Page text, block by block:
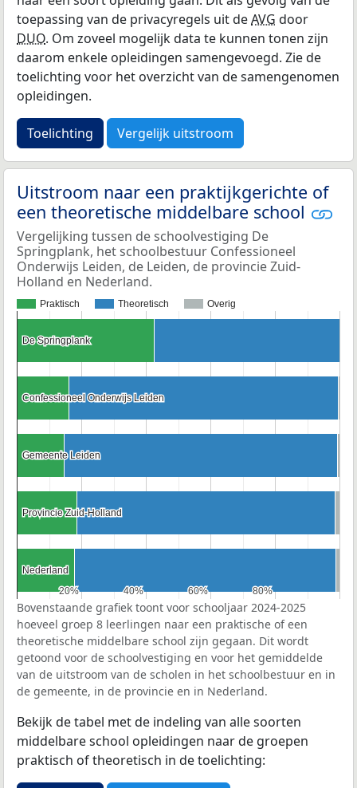
toepassing van de privacyregels uit deAVG door
DUO. Om zoveel mogelijk data te kunnen tonen zijn
daarom enkele opleidingen samengevoegd. Zie de
toelichting voor het overzicht van de samengenomen
opleidingen.
Toelichting Vergelijk uitstroom
Uitstroom naar een praktijkgerichte of
een theoretische middelbare school
Vergelijking tussen de schoolvestiging De
Springplank, het schoolbestuur Confessioneel
Onderwijs Leiden, de Leiden, de provincie Zuid-
Holland en Nederland.
Praktisch Theoretisch Overig
20%
20% 40%
40% 60%
60% 80%
80%
De Springplank
De Springplank
Confessioneel Onderwijs Leiden
Confessioneel Onderwijs Leiden
Gemeente Leiden
Gemeente Leiden
Provincie Zuid-Holland
Provincie Zuid-Holland
Nederland
Nederland
Bovenstaande grafiek toont voor schooljaar 2024-2025
hoeveel groep 8 leerlingen naar een praktische of een
theoretische middelbare school zijn gegaan. Dit wordt
getoond voor de schoolvestiging en voor het gemiddelde
van de uitstroom van de scholen in het schoolbestuur en in
de gemeente, in de provincie en in Nederland.
Bekijk de tabel met de indeling van alle soorten
middelbare school opleidingen naar de groepen
praktisch of theoretisch in de toelichting: